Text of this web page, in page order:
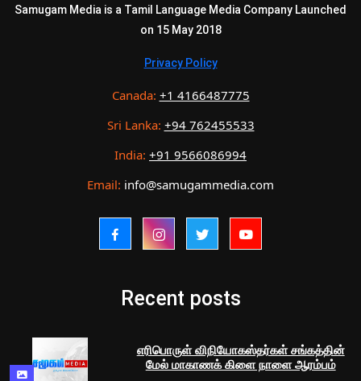
Samugam Media is a Tamil Language Media Company Launched
on 15 May 2018
Privacy Policy
Canada: +1 4166487775
Sri Lanka: +94 762455533
India: +91 9566086994
Email: info@samugammedia.com
Recent posts
எரிபொருள் விநியோகஸ்தர்கள் சங்கத்தின்
மேல் மாகாணக் கிளை நாளை ஆரம்பம்